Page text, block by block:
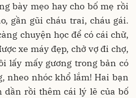
bày mẹo hay cho bố mẹ rồi
gần gũi cháu trai, cháu gái.
chuyện học để có cái chữ,
xe máy đẹp, chở vợ đi chợ,
lấy mấy gương trong bản có
nheo nhóc khổ lắm! Hai bạn
dần rồi thêm cái lý lẽ của bố